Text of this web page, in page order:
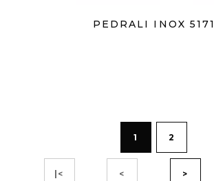
PEDRALI INOX 5171
|< <
1 2
>